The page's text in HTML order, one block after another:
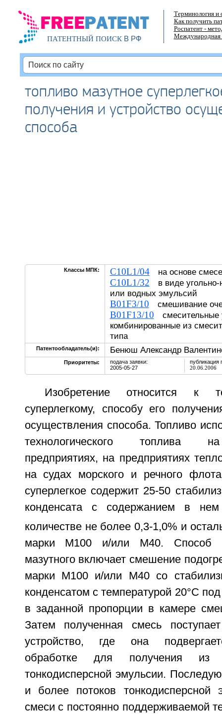
ПАТЕНТНЫЙ ПОИСКВ РФ
Терминология и
Как получить
Роспатент -
Международная
топливо мазутное
получения и устройство
способа
Классы МПК: C10L1/04на основе
C10L1/32 в виде угольно-
или водных эмульсий
B01F3/10 смешивание
B01F13/10 смесительные
комбинированные из
типа
Патентообладатель(и): Бенюш Александр
Приоритеты:
подача заявки:
2005-05-27
публикация
20.06.2006
Изобретение относится к
суперлегкому, способу его
осуществления способа. Топливо
технологического топлива
предприятиях, на предприятиях
на судах морского и речного
суперлегкое содержит 25-50
конденсата с содержанием в
количестве не более 0,3-1,0% и
марки М100 и/или М40. Способ
мазутного включает смешение
марки М100 и/или М40 со
конденсатом с температурой 20°C
в заданной пропорции в камере
Затем полученная смесь
устройство, где она
обработке для получения из
тонкодисперсной эмульсии.
и более потоков тонкодисперсной
смеси с постоянно поддерживаемой